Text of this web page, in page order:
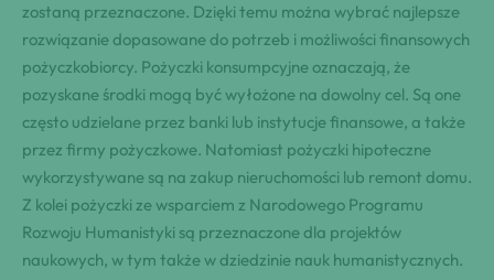
zostaną przeznaczone. Dzięki temu można wybrać najlepsze
rozwiązanie dopasowane do potrzeb i możliwości finansowych
pożyczkobiorcy. Pożyczki konsumpcyjne oznaczają, że
pozyskane środki mogą być wyłożone na dowolny cel. Są one
często udzielane przez banki lub instytucje finansowe, a także
przez firmy pożyczkowe. Natomiast pożyczki hipoteczne
wykorzystywane są na zakup nieruchomości lub remont domu.
Z kolei pożyczki ze wsparciem z Narodowego Programu
Rozwoju Humanistyki są przeznaczone dla projektów
naukowych, w tym także w dziedzinie nauk humanistycznych.